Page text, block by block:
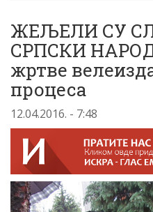
ЖЕЉЕЛИ СУ
СРПСКИ
жртве
процеса
12.04.2016. - 7:48